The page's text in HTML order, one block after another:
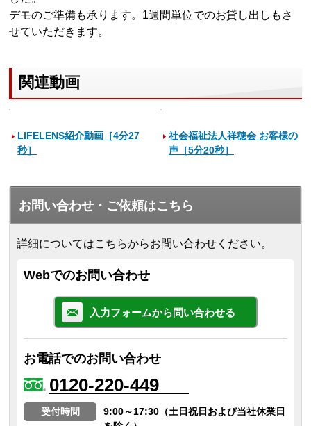
デモのご準備も承ります。1週間単位でのお貸し出しもさ
せていただきます。
関連動画
LIFELENS紹介動画［4分27
秒］
社会福祉法人祥穂会 お客様の
声［5分20秒］
お問い合わせ・ご依頼はこちら
詳細についてはこちらからお問い合わせください。
Webでのお問い合わせ
入力フォームから問い合わせる
お電話でのお問い合わせ
0120-220-449
受付時間
9:00～17:30（土日祝日および当社休業日